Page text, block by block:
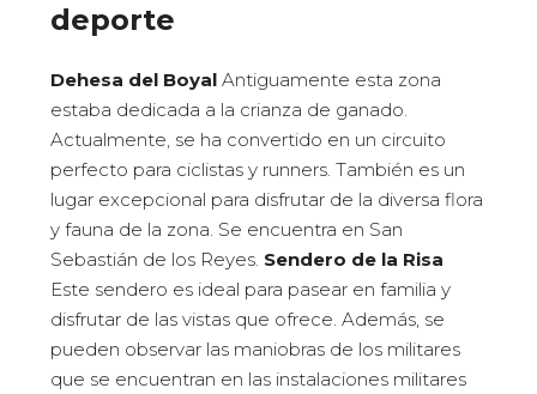
deporte
Dehesa del Boyal Antiguamente esta zona
estaba dedicada a la crianza de ganado.
Actualmente, se ha convertido en un circuito
perfecto para ciclistas y runners. También es un
lugar excepcional para disfrutar de la diversa flora
y fauna de la zona. Se encuentra en San
Sebastián de los Reyes. Sendero de la Risa
Este sendero es ideal para pasear en familia y
disfrutar de las vistas que ofrece. Además, se
pueden observar las maniobras de los militares
que se encuentran en las instalaciones militares